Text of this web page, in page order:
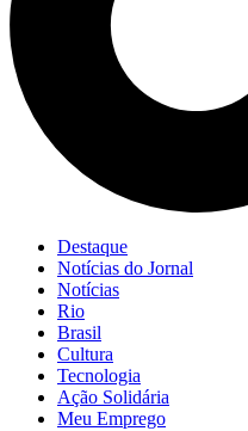
Destaque
Notícias do Jornal
Notícias
Rio
Brasil
Cultura
Tecnologia
Ação Solidária
Meu Emprego